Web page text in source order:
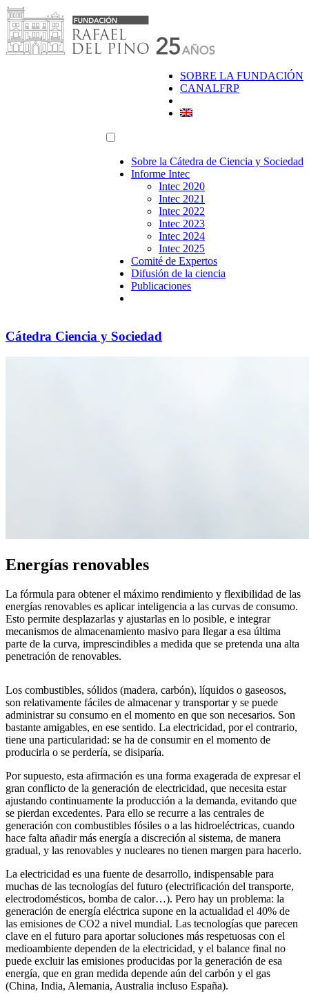
Saltar
al
contenido
SOBRE LA FUNDACIÓN
CANALFRP
Sobre la Cátedra de Ciencia y Sociedad
Informe Intec
Intec 2020
Intec 2021
Intec 2022
Intec 2023
Intec 2024
Intec 2025
Comité de Expertos
Difusión de la ciencia
Publicaciones
Cátedra Ciencia y Sociedad
Energías renovables
La fórmula para obtener el máximo rendimiento y flexibilidad de las
energías renovables es aplicar inteligencia a las curvas de consumo.
Esto permite desplazarlas y ajustarlas en lo posible, e integrar
mecanismos de almacenamiento masivo para llegar a esa última
parte de la curva, imprescindibles a medida que se pretenda una alta
penetración de renovables.
Los combustibles, sólidos (madera, carbón), líquidos o gaseosos,
son relativamente fáciles de almacenar y transportar y se puede
administrar su consumo en el momento en que son necesarios. Son
bastante amigables, en ese sentido. La electricidad, por el contrario,
tiene una particularidad: se ha de consumir en el momento de
producirla o se perdería, se disiparía.
Por supuesto, esta afirmación es una forma exagerada de expresar el
gran conflicto de la generación de electricidad, que necesita estar
ajustando continuamente la producción a la demanda, evitando que
se pierdan excedentes. Para ello se recurre a las centrales de
generación con combustibles fósiles o a las hidroeléctricas, cuando
hace falta añadir más energía a discreción al sistema, de manera
gradual, y las renovables y nucleares no tienen margen para hacerlo.
La electricidad es una fuente de desarrollo, indispensable para
muchas de las tecnologías del futuro (electrificación del transporte,
electrodomésticos, bomba de calor…). Pero hay un problema: la
generación de energía eléctrica supone en la actualidad el 40% de
las emisiones de CO2 a nivel mundial. Las tecnologías que parecen
clave en el futuro para aportar soluciones más respetuosas con el
medioambiente dependen de la electricidad, y el balance final no
puede excluir las emisiones producidas por la generación de esa
energía, que en gran medida depende aún del carbón y el gas
(China, India, Alemania, Australia incluso España).